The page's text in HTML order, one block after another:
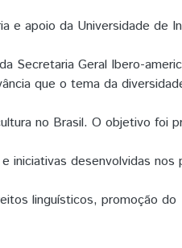
e apoio da Universidade de
Secretaria Geral Ibero-
que o tema da
no Brasil. O objetivo foi
iniciativas desenvolvidas nos
linguísticos, promoção do